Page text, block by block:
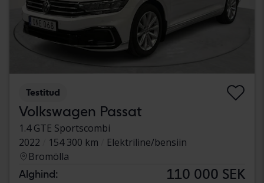
Testitud
Volkswagen Passat
1.4 GTE Sportscombi
2022
154 300 km
Elektriline/bensiin
Bromölla
Alghind: 110 000 SEK